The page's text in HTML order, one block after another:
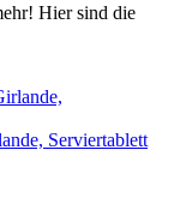
Hier sind die
Serviertablett